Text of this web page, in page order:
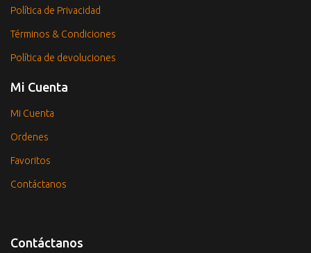
Política de Privacidad
Términos & Condiciones
Política de devoluciones
Mi Cuenta
Mi Cuenta
Ordenes
Favoritos
Contáctanos
Contáctanos